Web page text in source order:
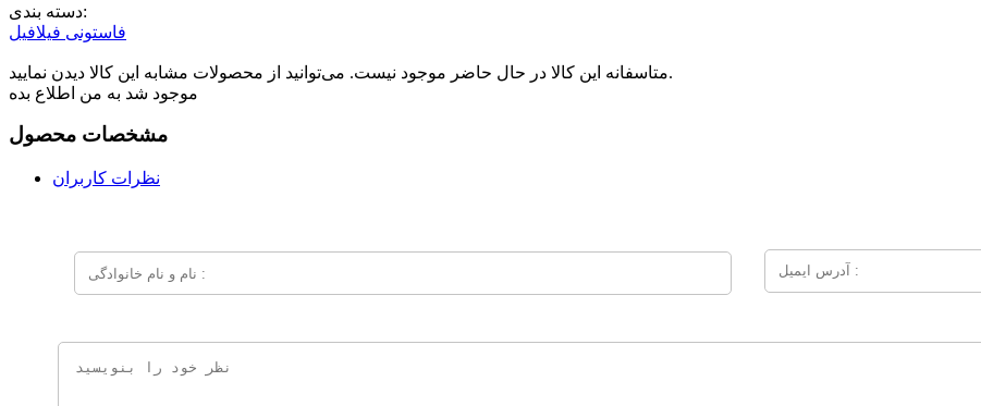
دسته بندی:
فاستونی فیلافیل
متاسفانه این کالا در حال حاضر موجود نیست. می‌توانید از محصولات مشابه این کالا دیدن نمایید.
موجود شد به من اطلاع بده
مشخصات محصول
نظرات کاربران